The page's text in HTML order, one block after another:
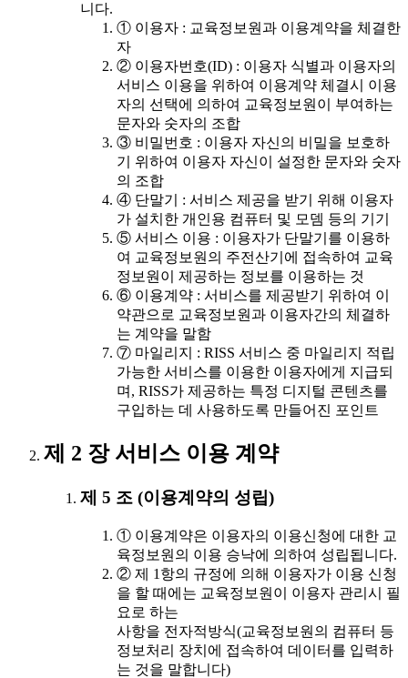
니다.
① 이용자 : 교육정보원과 이용계약을 체결한
자
② 이용자번호(ID) : 이용자 식별과 이용자의
서비스 이용을 위하여 이용계약 체결시 이용
자의 선택에 의하여 교육정보원이 부여하는
문자와 숫자의 조합
③ 비밀번호 : 이용자 자신의 비밀을 보호하
기 위하여 이용자 자신이 설정한 문자와 숫자
의 조합
④ 단말기 : 서비스 제공을 받기 위해 이용자
가 설치한 개인용 컴퓨터 및 모뎀 등의 기기
⑤ 서비스 이용 : 이용자가 단말기를 이용하
여 교육정보원의 주전산기에 접속하여 교육
정보원이 제공하는 정보를 이용하는 것
⑥ 이용계약 : 서비스를 제공받기 위하여 이
약관으로 교육정보원과 이용자간의 체결하
는 계약을 말함
⑦ 마일리지 : RISS 서비스 중 마일리지 적립
가능한 서비스를 이용한 이용자에게 지급되
며, RISS가 제공하는 특정 디지털 콘텐츠를
구입하는 데 사용하도록 만들어진 포인트
제 2 장 서비스 이용 계약
제 5 조 (이용계약의 성립)
① 이용계약은 이용자의 이용신청에 대한 교
육정보원의 이용 승낙에 의하여 성립됩니다.
② 제 1항의 규정에 의해 이용자가 이용 신청
을 할 때에는 교육정보원이 이용자 관리시 필
요로 하는
사항을 전자적방식(교육정보원의 컴퓨터 등
정보처리 장치에 접속하여 데이터를 입력하
는 것을 말합니다)